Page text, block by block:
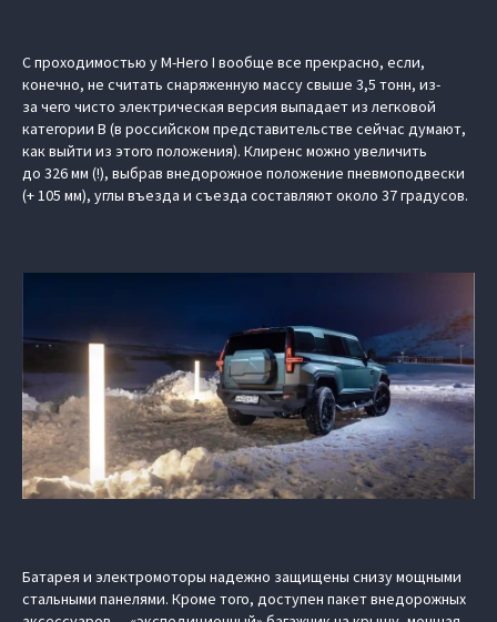
С проходимостью у M-Hero I вообще все прекрасно, если,
конечно, не считать снаряженную массу свыше 3,5 тонн, из-
за чего чисто электрическая версия выпадает из легковой
категории B (в российском представительстве сейчас думают,
как выйти из этого положения). Клиренс можно увеличить
до 326 мм (!), выбрав внедорожное положение пневмоподвески
(+ 105 мм), углы въезда и съезда составляют около 37 градусов.
Батарея и электромоторы надежно защищены снизу мощными
стальными панелями. Кроме того, доступен пакет внедорожных